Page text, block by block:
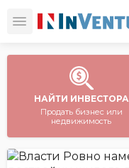
НАЙТИ ИНВЕСТОРА
Продать бизнес или
недвижимость